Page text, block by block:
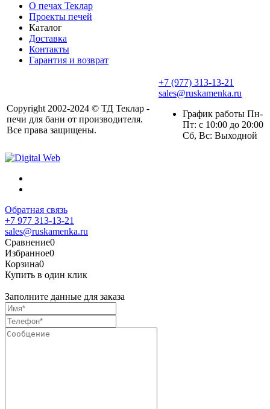
О печах Теклар
Проекты печей
Каталог
Доставка
Контакты
Гарантия и возврат
Copyright 2002-2024 © ТД Теклар -
печи для бани от производителя.
Все права защищены.
+7 (977) 313-13-21
sales@ruskamenka.ru
График работы Пн-
Пт: с 10:00 до 20:00
Сб, Вс: Выходной
Обратная связь
+7 977 313-13-21
sales@ruskamenka.ru
Сравнение0
Избранное0
Корзина0
Купить в один клик
Заполните данные для заказа